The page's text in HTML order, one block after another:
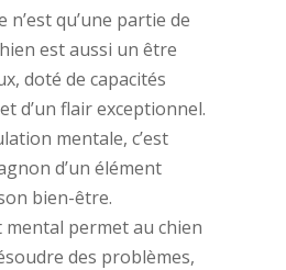
n’est qu’une partie de
est aussi un être
doté de capacités
d’un flair exceptionnel.
mentale, c’est
d’un élément
bien-être.
mental permet au chien
des problèmes,